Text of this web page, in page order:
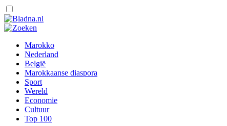
Marokko
Nederland
België
Marokkaanse diaspora
Sport
Wereld
Economie
Cultuur
Top 100